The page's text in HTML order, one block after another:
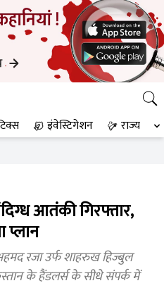
इंवेस्टिगेशन राज्य
आतंकी गिरफ्तार,
प्लान
रजा उर्फ शाहरुख हिज्बुल
के हैंडलर्स के सीधे संपर्क में